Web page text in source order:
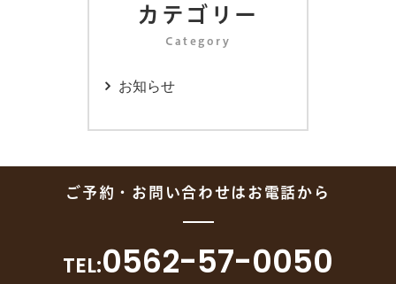
カテゴリー
Category
お知らせ
ご予約・お問い合わせはお電話から
TEL:0562-57-0050